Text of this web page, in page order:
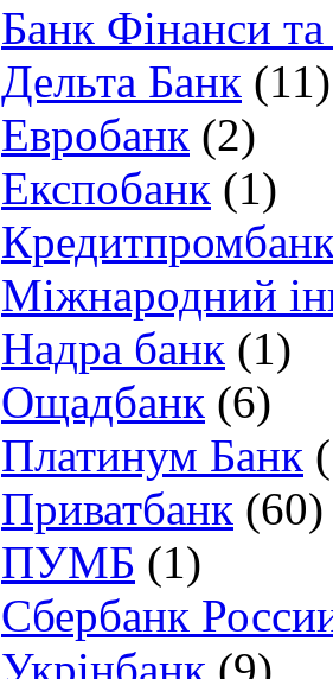
Банк Фінанси
Дельта Банк (11)
Евробанк (2)
Експобанк (1)
Міжнародний
Надра банк (1)
Ощадбанк (6)
Платинум Банк
Приватбанк (60)
ПУМБ (1)
Сбербанк
Укрінбанк (9)